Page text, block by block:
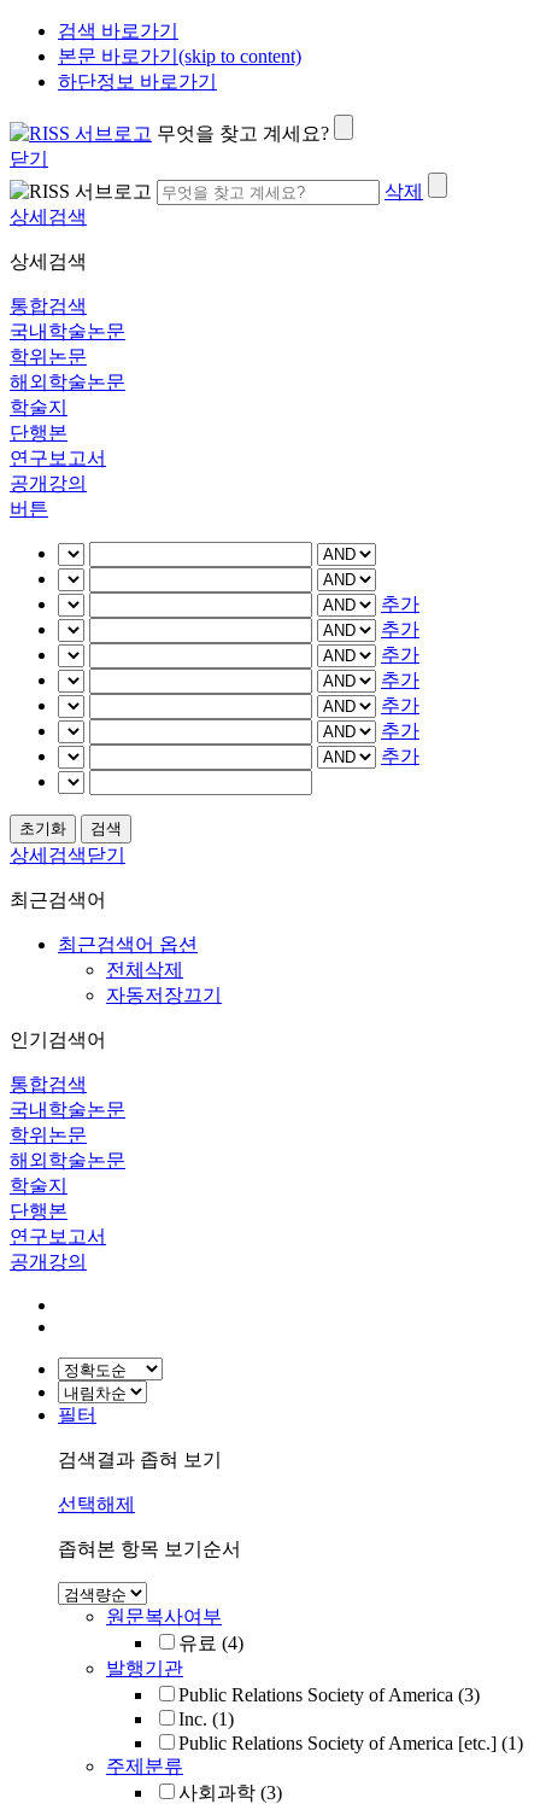
검색 바로가기
본문 바로가기(skip to content)
하단정보 바로가기
무엇을 찾고 계세요?
닫기
삭제
상세검색
상세검색
통합검색
국내학술논문
학위논문
해외학술논문
학술지
단행본
연구보고서
공개강의
버튼
추가
추가
추가
추가
추가
추가
추가
상세검색닫기
최근검색어
최근검색어 옵션
전체삭제
자동저장끄기
인기검색어
통합검색
국내학술논문
학위논문
해외학술논문
학술지
단행본
연구보고서
공개강의
필터
검색결과 좁혀 보기
선택해제
좁혀본 항목 보기순서
원문복사여부
유료 (4)
발행기관
Public Relations Society of America (3)
Inc. (1)
Public Relations Society of America [etc.] (1)
주제분류
사회과학 (3)